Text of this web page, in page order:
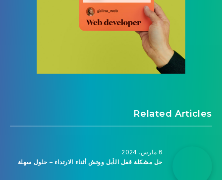
Related Articles
6 مارس، 2024
حل مشكلة قفل الأبل ووتش أثناء الارتداء – حلول سهلة